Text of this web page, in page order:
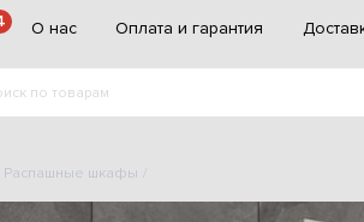
О нас Оплата и гарантия
Распашные шкафы